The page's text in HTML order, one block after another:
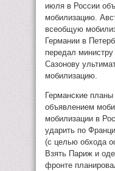
июля в России
мобилизацию.
всеобщую
Германии в
передал
Сазонову
мобилизацию.
Германские
объявлением
мобилизации в
ударить по
(с целью обхода
Взять Париж и
фронте